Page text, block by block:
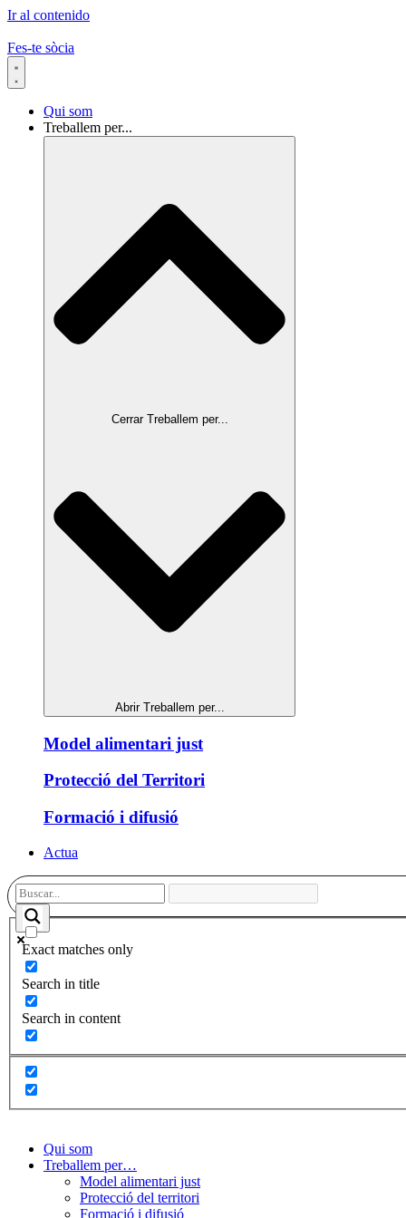
Ir al contenido
Fes-te sòcia
Qui som
Treballem per...
Cerrar Treballem per...
Abrir Treballem per...
Model alimentari just
Protecció del Territori
Formació i difusió
Actua
Exact matches only
Search in title
Search in content
Qui som
Treballem per…
Model alimentari just
Protecció del territori
Formació i difusió